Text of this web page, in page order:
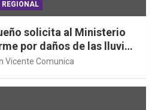
REGIONAL
solicita al Ministerio
por daños de las lluvias
Vicente Comunica